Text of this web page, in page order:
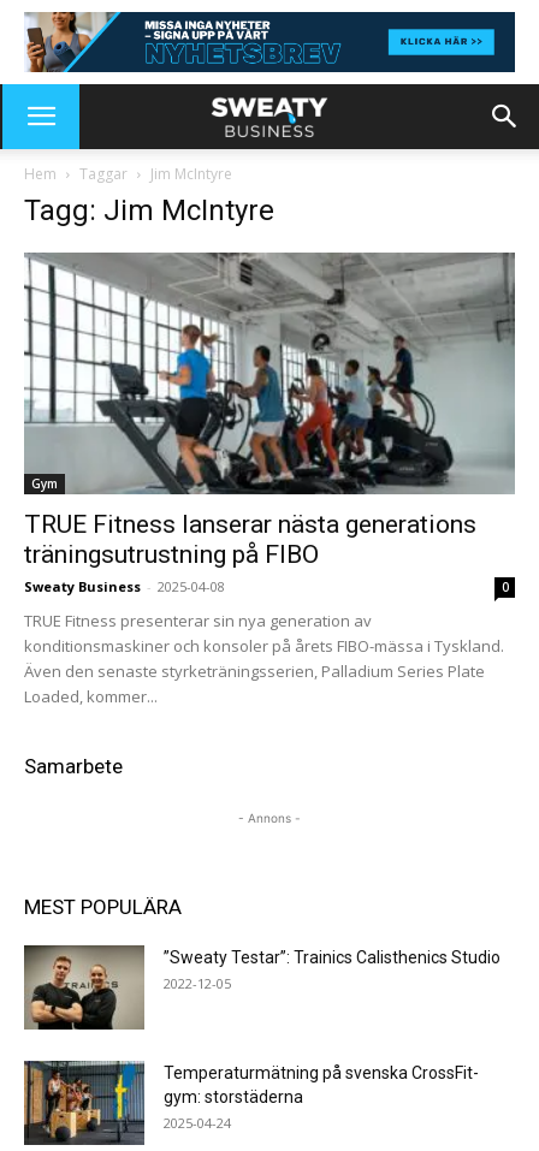
Hem Taggar Jim McIntyre
Tagg: Jim McIntyre
Gym
TRUE Fitness lanserar nästa generations
träningsutrustning på FIBO
Sweaty Business - 2025-04-08 0
TRUE Fitness presenterar sin nya generation av
konditionsmaskiner och konsoler på årets FIBO-mässa i Tyskland.
Även den senaste styrketräningsserien, Palladium Series Plate
Loaded, kommer...
Samarbete
- Annons -
MEST POPULÄRA
”Sweaty Testar”: Trainics Calisthenics Studio
2022-12-05
Temperaturmätning på svenska CrossFit-
gym: storstäderna
2025-04-24